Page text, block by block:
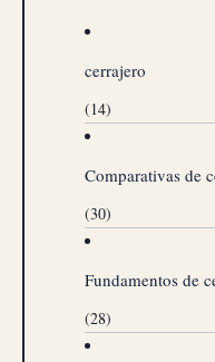
cerrajero
(14)
Comparativas de
(30)
Fundamentos de
(28)